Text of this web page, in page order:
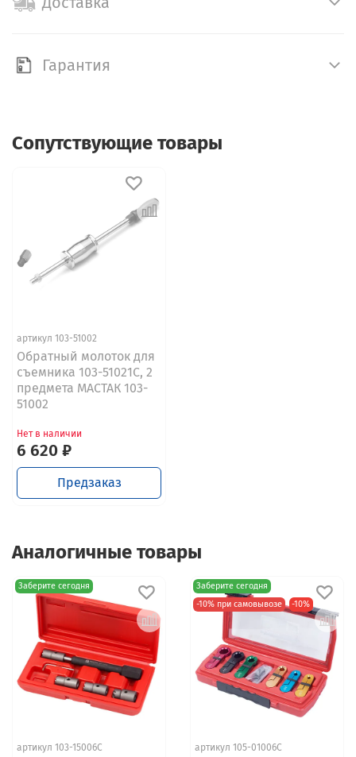
Гарантия
Сопутствующие товары
артикул 103-51002
Обратный молоток для
съемника 103-51021C, 2
предмета МАСТАК 103-
51002
Нет в наличии
6 620 ₽
Предзаказ
Аналогичные товары
Заберите сегодня
артикул 103-15006C
Заберите сегодня
-10% при самовывозе
-10%
артикул 105-01006C